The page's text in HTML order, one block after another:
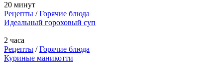
20 минут
Рецепты /Горячие блюда
Идеальный гороховый суп
2 часа
Рецепты /Горячие блюда
Куриные маникотти